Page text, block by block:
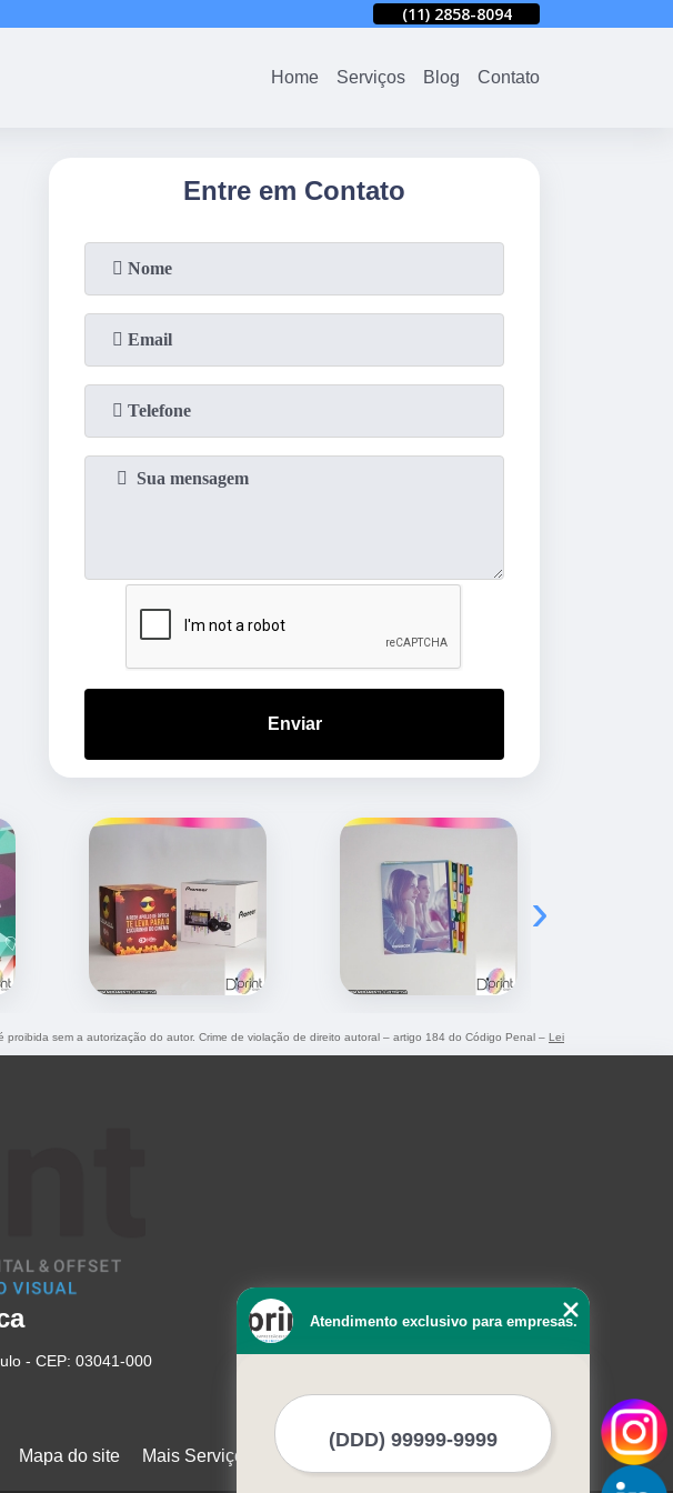
(11) 2858-8094
Home Serviços Blog Contato
Entre em Contato
Enviar
›
sem a autorização do autor. Crime de violação de direito autoral – artigo 184 do Código Penal – Lei
- CEP: 03041-000
Mapa do site Mais Serviços
Atendimento exclusivo para empresas.